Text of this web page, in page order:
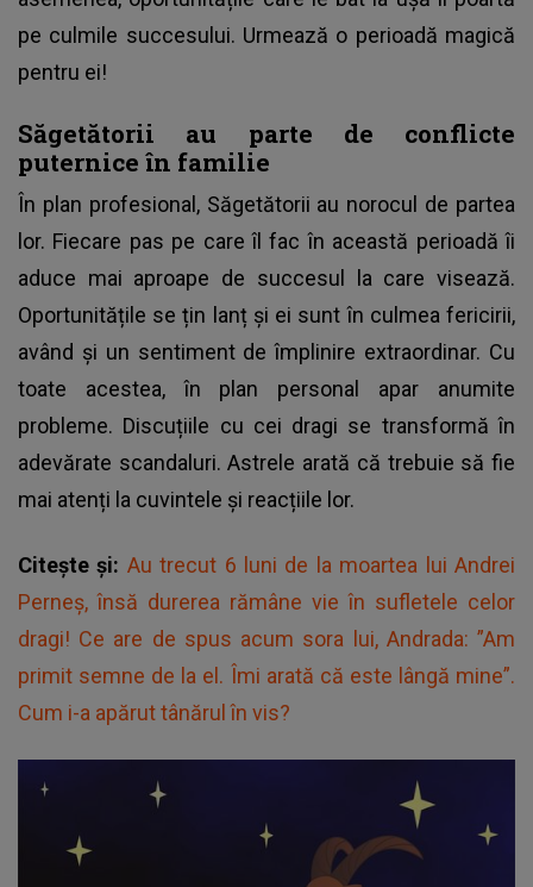
pe culmile succesului. Urmează o perioadă magică
pentru ei!
Săgetătorii au parte de conflicte
puternice în familie
În plan profesional, Săgetătorii au norocul de partea
lor. Fiecare pas pe care îl fac în această perioadă îi
aduce mai aproape de succesul la care visează.
Oportunitățile se țin lanț și ei sunt în culmea fericirii,
având și un sentiment de împlinire extraordinar. Cu
toate acestea, în plan personal apar anumite
probleme. Discuțiile cu cei dragi se transformă în
adevărate scandaluri. Astrele arată că trebuie să fie
mai atenți la cuvintele și reacțiile lor.
Citește și: Au trecut 6 luni de la moartea lui Andrei
Perneș, însă durerea rămâne vie în sufletele celor
dragi! Ce are de spus acum sora lui, Andrada: ”Am
primit semne de la el. Îmi arată că este lângă mine”.
Cum i-a apărut tânărul în vis?